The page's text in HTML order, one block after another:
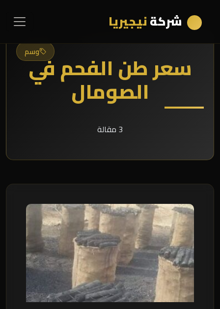
شركةنيجيريا
وسم
سعر طن الفحم في
الصومال
3 مقالة